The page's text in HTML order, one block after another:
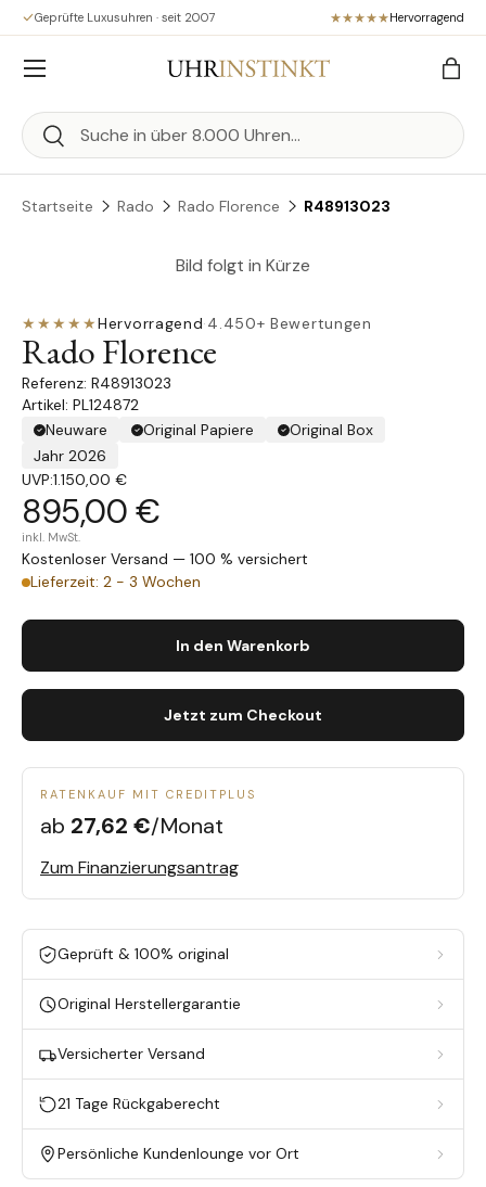
Direkt zum Inhalt
Geprüfte Luxusuhren · seit 2007 Hervorragend
Suchen
Suchen
Menü
Startseite Rado Rado Florence R48913023
Bild folgt in Kürze
★★★★★Hervorragend·4.450+ Bewertungen
Rado Florence
R48913023
Artikel: PL124872
Neuware
Original Papiere
Original Box
Jahr 2026
UVP:1.150,00 €
895,00 €
inkl. MwSt.
Kostenloser Versand — 100 % versichert
Lieferzeit: 2 - 3 Wochen
In den Warenkorb
Jetzt zum Checkout
RATENKAUF MIT CREDITPLUS
ab 27,62 €/Monat
Zum Finanzierungsantrag
Geprüft & 100% original
Original Herstellergarantie
Versicherter Versand
21 Tage Rückgaberecht
Persönliche Kundenlounge vor Ort